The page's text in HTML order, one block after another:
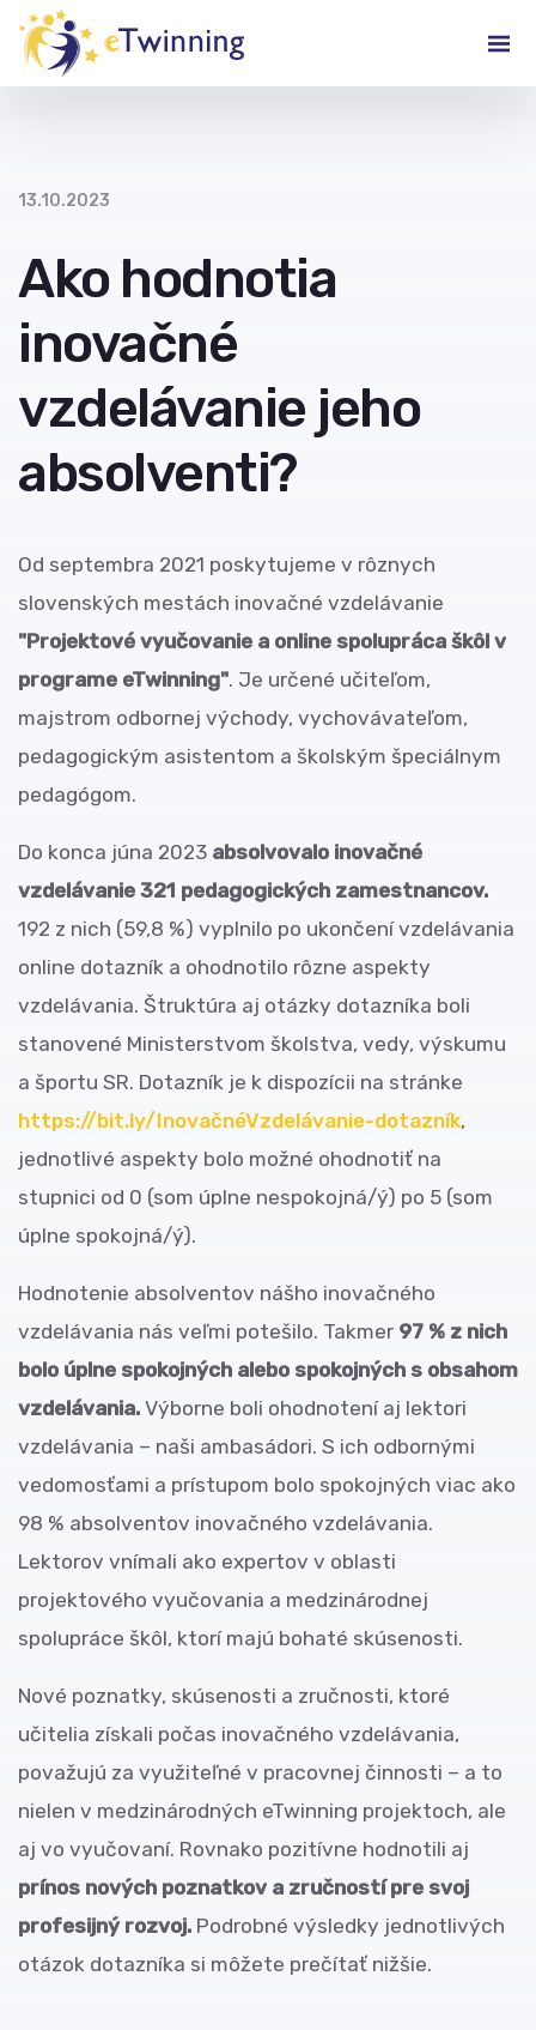
13.10.2023
Ako hodnotia
inovačné
vzdelávanie jeho
absolventi?
Od septembra 2021 poskytujeme v rôznych
slovenských mestách inovačné vzdelávanie
"Projektové vyučovanie a online spolupráca škôl v
programe eTwinning". Je určené učiteľom,
majstrom odbornej východy, vychovávateľom,
pedagogickým asistentom a školským špeciálnym
pedagógom.
Do konca júna 2023 absolvovalo inovačné
vzdelávanie 321 pedagogických zamestnancov.
192 z nich (59,8 %) vyplnilo po ukončení vzdelávania
online dotazník a ohodnotilo rôzne aspekty
vzdelávania. Štruktúra aj otázky dotazníka boli
stanovené Ministerstvom školstva, vedy, výskumu
a športu SR. Dotazník je k dispozícii na stránke
https://bit.ly/InovačnéVzdelávanie-dotazník,
jednotlivé aspekty bolo možné ohodnotiť na
stupnici od 0 (som úplne nespokojná/ý) po 5 (som
úplne spokojná/ý).
Hodnotenie absolventov nášho inovačného
vzdelávania nás veľmi potešilo. Takmer 97 % z nich
bolo úplne spokojných alebo spokojných s obsahom
vzdelávania. Výborne boli ohodnotení aj lektori
vzdelávania – naši ambasádori. S ich odbornými
vedomosťami a prístupom bolo spokojných viac ako
98 % absolventov inovačného vzdelávania.
Lektorov vnímali ako expertov v oblasti
projektového vyučovania a medzinárodnej
spolupráce škôl, ktorí majú bohaté skúsenosti.
Nové poznatky, skúsenosti a zručnosti, ktoré
učitelia získali počas inovačného vzdelávania,
považujú za využiteľné v pracovnej činnosti – a to
nielen v medzinárodných eTwinning projektoch, ale
aj vo vyučovaní. Rovnako pozitívne hodnotili aj
prínos nových poznatkov a zručností pre svoj
profesijný rozvoj. Podrobné výsledky jednotlivých
otázok dotazníka si môžete prečítať nižšie.